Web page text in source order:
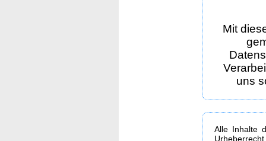
Mit
uns
Alle Inhalte